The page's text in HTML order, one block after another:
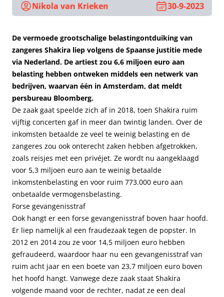
Nikola van Krieken 30-9-2023
De vermoede grootschalige belastingontduiking van
zangeres Shakira liep volgens de Spaanse justitie mede
via Nederland. De artiest zou 6,6 miljoen euro aan
belasting hebben ontweken middels een netwerk van
bedrijven, waarvan één in Amsterdam, dat meldt
persbureau Bloomberg.
De zaak gaat speelde zich af in 2018, toen Shakira ruim
vijftig concerten gaf in meer dan twintig landen. Over de
inkomsten betaalde ze veel te weinig belasting en de
zangeres zou ook onterecht zaken hebben afgetrokken,
zoals reisjes met een privéjet. Ze wordt nu aangeklaagd
voor 5,3 miljoen euro aan te weinig betaalde
inkomstenbelasting en voor ruim 773.000 euro aan
onbetaalde vermogensbelasting.
Forse gevangenisstraf
Ook hangt er een forse gevangenisstraf boven haar hoofd.
Er liep namelijk al een fraudezaak tegen de popster. In
2012 en 2014 zou ze voor 14,5 miljoen euro hebben
gefraudeerd, waardoor haar nu een gevangenisstraf van
ruim acht jaar en een boete van 23,7 miljoen euro boven
het hoofd hangt. Vanwege deze zaak staat Shakira
volgende maand voor de rechter, nadat ze een deal